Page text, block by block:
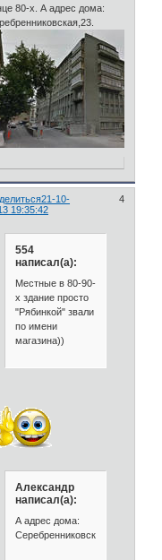
80-х. А адрес дома:
4
21-10-
19:35:42
554
написал(а):
Местные в 80-90-
х здание просто
"Рябинкой" звали
по имени
магазина))
Александр
написал(а):
А адрес дома:
Серебренниковская,23.